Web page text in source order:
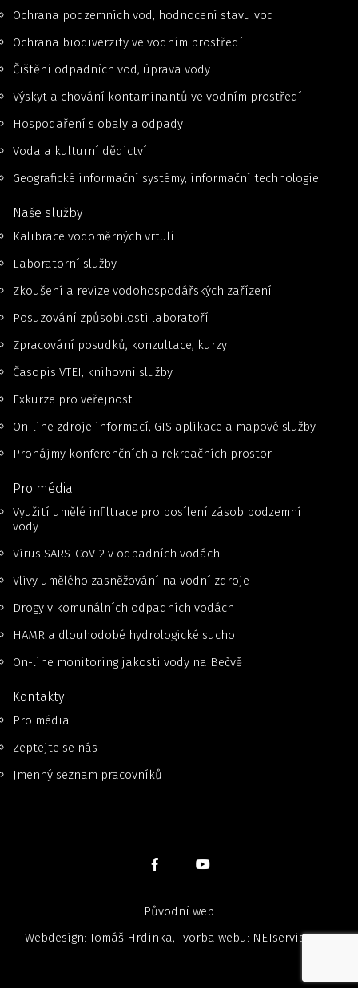
Ochrana podzemních vod, hodnocení stavu vod
Ochrana biodiverzity ve vodním prostředí
Čištění odpadních vod, úprava vody
Výskyt a chování kontaminantů ve vodním prostředí
Hospodaření s obaly a odpady
Voda a kulturní dědictví
Geografické informační systémy, informační technologie
Naše služby
Kalibrace vodoměrných vrtulí
Laboratorní služby
Zkoušení a revize vodohospodářských zařízení
Posuzování způsobilosti laboratoří
Zpracování posudků, konzultace, kurzy
Časopis VTEI, knihovní služby
Exkurze pro veřejnost
On-line zdroje informací, GIS aplikace a mapové služby
Pronájmy konferenčních a rekreačních prostor
Pro média
Využití umělé infiltrace pro posílení zásob podzemní
vody
Virus SARS-CoV-2 v odpadních vodách
Vlivy umělého zasněžování na vodní zdroje
Drogy v komunálních odpadních vodách
HAMR a dlouhodobé hydrologické sucho
On-line monitoring jakosti vody na Bečvě
Kontakty
Pro média
Zeptejte se nás
Jmenný seznam pracovníků
Původní web
Webdesign: Tomáš Hrdinka, Tvorba webu: NETservis, s.r.o.